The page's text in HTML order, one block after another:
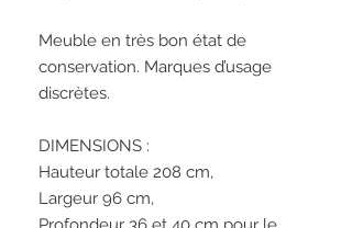
Meuble en très bon état de
conservation. Marques d’usage
discrètes.
DIMENSIONS :
Hauteur totale 208 cm,
Largeur 96 cm,